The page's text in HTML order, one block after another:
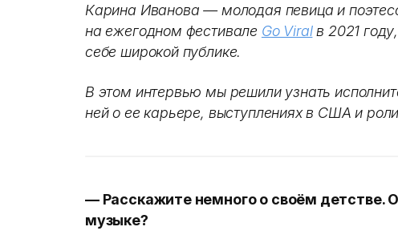
Карина Иванова — молодая певица и
на ежегодном фестивале Go Viralв 2021
себе широкой публике.
В этом интервью мы решили узнать
ней о ее карьере, выступлениях в США и
— Расскажите немного о своём детстве.
музыке?